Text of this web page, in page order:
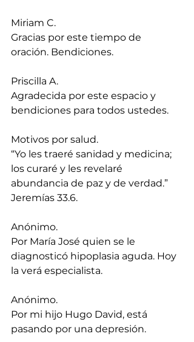
Miriam C.
Gracias por este tiempo de
oración. Bendiciones.
Priscilla A.
Agradecida por este espacio y
bendiciones para todos ustedes.
Motivos por salud.
“Yo les traeré sanidad y medicina;
los curaré y les revelaré
abundancia de paz y de verdad.”
Jeremías 33.6.
Anónimo.
Por María José quien se le
diagnosticó hipoplasia aguda. Hoy
la verá especialista.
Anónimo.
Por mi hijo Hugo David, está
pasando por una depresión.